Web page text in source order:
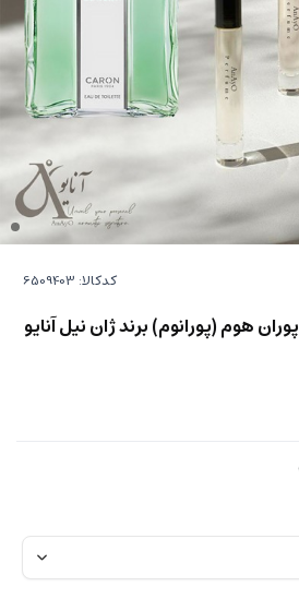
کدکالا:
هوم (پورانوم) برند ژان نیل آنایو